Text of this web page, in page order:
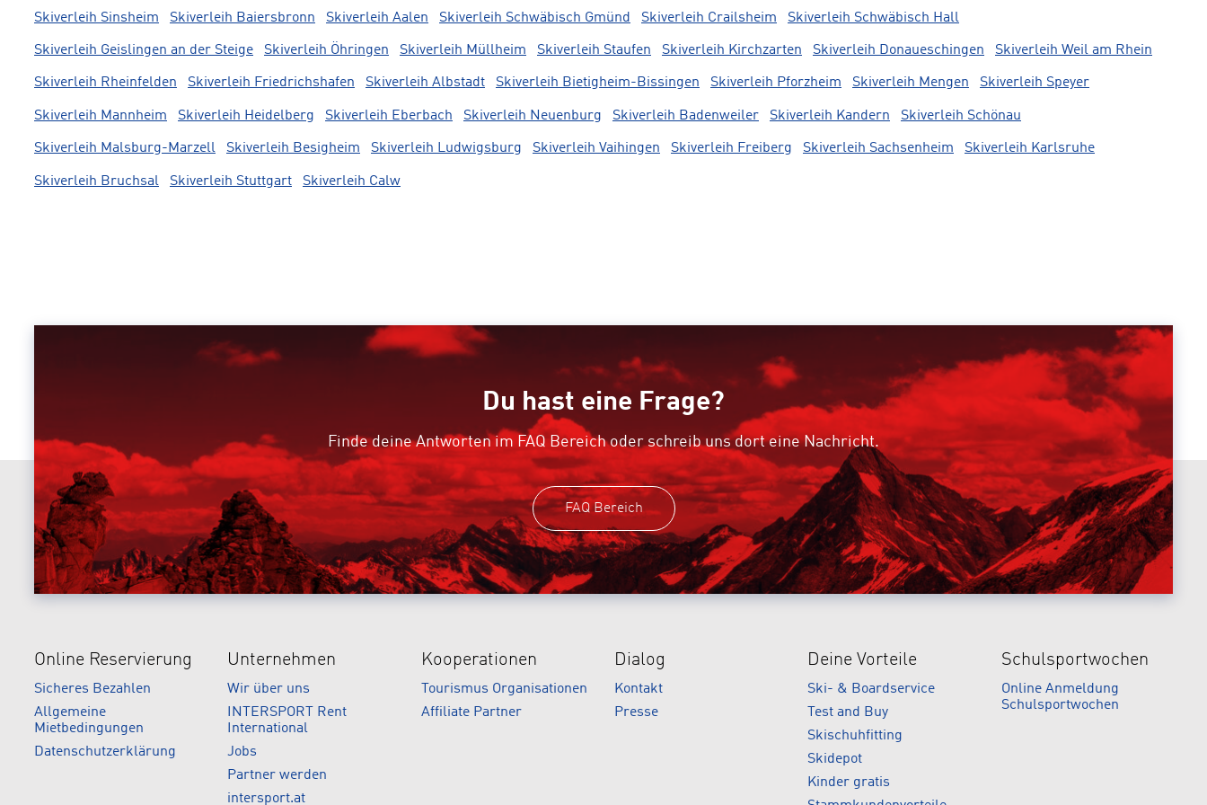
Skiverleih Sinsheim Skiverleih Baiersbronn Skiverleih Aalen Skiverleih Schwäbisch Gmünd Skiverleih Crailsheim Skiverleih Schwäbisch Hall
Skiverleih Geislingen an der Steige Skiverleih Öhringen Skiverleih Müllheim Skiverleih Staufen Skiverleih Kirchzarten Skiverleih Donaueschingen Skiverleih Weil am Rhein
Skiverleih Rheinfelden Skiverleih Friedrichshafen Skiverleih Albstadt Skiverleih Bietigheim-Bissingen Skiverleih Pforzheim Skiverleih Mengen Skiverleih Speyer
Skiverleih Mannheim Skiverleih Heidelberg Skiverleih Eberbach Skiverleih Neuenburg Skiverleih Badenweiler Skiverleih Kandern Skiverleih Schönau
Skiverleih Malsburg-Marzell Skiverleih Besigheim Skiverleih Ludwigsburg Skiverleih Vaihingen Skiverleih Freiberg Skiverleih Sachsenheim Skiverleih Karlsruhe
Skiverleih Bruchsal Skiverleih Stuttgart Skiverleih Calw
Du hast eine Frage?
Finde deine Antworten im FAQ Bereich oder schreib uns dort eine Nachricht.
FAQ Bereich
Online Reservierung
Sicheres Bezahlen
Allgemeine
Mietbedingungen
Datenschutzerklärung
Unternehmen
Wir über uns
INTERSPORT Rent
International
Jobs
Partner werden
intersport.at
Kooperationen
Tourismus Organisationen
Affiliate Partner
Dialog
Kontakt
Presse
Deine Vorteile
Ski- & Boardservice
Test and Buy
Skischuhfitting
Skidepot
Kinder gratis
Schulsportwochen
Online Anmeldung
Schulsportwochen